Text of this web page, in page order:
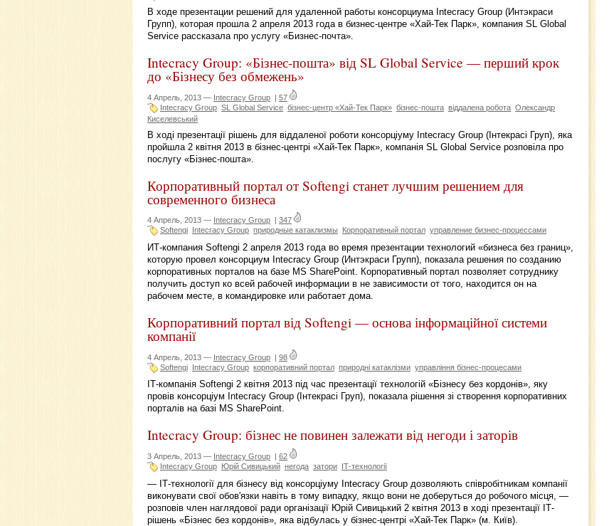
В ходе презентации решений для удаленной работы консорциума Intecracy Group (Интэкраси
Групп), которая прошла 2 апреля 2013 года в бизнес-центре «Хай-Тек Парк», компания SL Global
Service рассказала про услугу «Бизнес-почта».
Intecracy Group: «Бізнес-пошта» від SL Global Service — перший крок
до «Бізнесу без обмежень»
4 Апрель, 2013 — Intecracy Group
57
Intecracy Group SL Global Service бізнес-центр «Хай-Тек Парк» бізнес-пошта віддалена робота Олександр
Киселевський
В ході презентації рішень для віддаленої роботи консорціуму Intecracy Group (Інтекрасі Груп), яка
пройшла 2 квітня 2013 в бізнес-центрі «Хай-Тек Парк», компанія SL Global Service розповіла про
послугу «Бізнес-пошта».
Корпоративный портал от Softengi станет лучшим решением для
современного бизнеса
4 Апрель, 2013 — Intecracy Group
347
Softengi
Intecracy Group природные катаклизмы Корпоративный портал управление бизнес-процессами
ИТ-компания Softengi 2 апреля 2013 года во время презентации технологий «бизнеса без границ»,
которую провел консорциум Intecracy Group (Интэкраси Групп), показала решения по созданию
корпоративных порталов на базе MS SharePoint. Корпоративный портал позволяет сотруднику
получить доступ ко всей рабочей информации в не зависимости от того, находится он на
рабочем месте, в командировке или работает дома.
Корпоративний портал від Softengi — основа інформаційної системи
компанії
4 Апрель, 2013 — Intecracy Group | 98
Softengi Intecracy Group корпоративний портал природні катаклізми управління бізнес-процесами
ІТ-компанія Softengi 2 квітня 2013 під час презентації технологій «Бізнесу без кордонів», яку
провів консорціум Intecracy Group (Інтекрасі Груп), показала рішення зі створення корпоративних
порталів на базі MS SharePoint.
Intecracy Group: бізнес не повинен залежати від негоди і заторів
3 Апрель, 2013 — Intecracy Group | 62
Intecracy Group Юрій Сивицький негода затори ІТ-технології
— ІТ-технології для бізнесу від консорціуму Intecracy Group дозволяють співробітникам компанії
виконувати свої обов'язки навіть в тому випадку, якщо вони не доберуться до робочого місця, —
розповів член наглядової ради організації Юрій Сивицький 2 квітня 2013 в ході презентації ІТ-
рішень «Бізнес без кордонів», яка відбулась у бізнес-центрі «Хай-Тек Парк» (м. Київ).